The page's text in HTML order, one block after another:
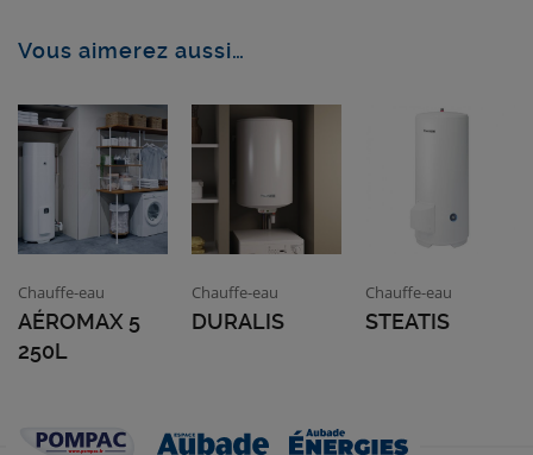
Vous aimerez aussi…
Chauffe-eau
AÉROMAX 5
250L
Chauffe-eau
DURALIS
Chauffe-eau
STEATIS